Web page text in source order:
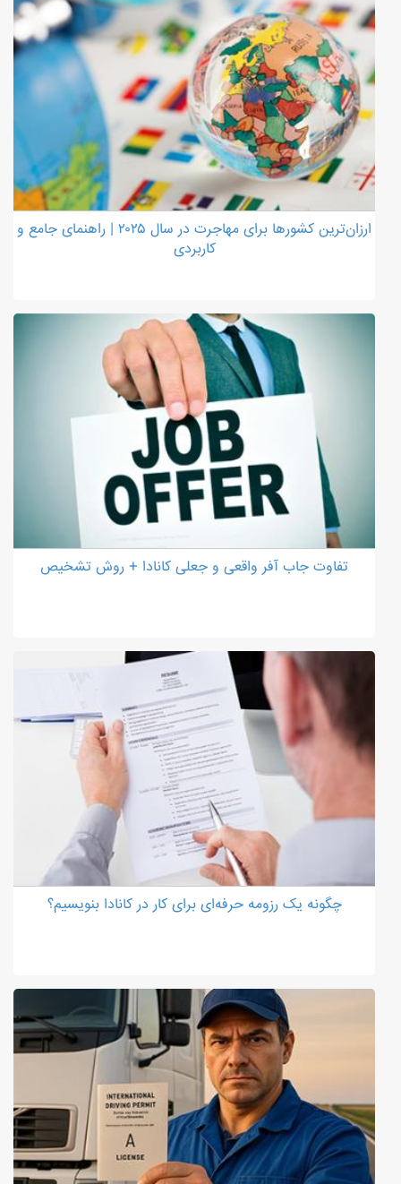
ارزان‌ترین کشورها برای مهاجرت در سال ۲۰۲۵ | راهنمای جامع و
کاربردی
تفاوت جاب آفر واقعی و جعلی کانادا + روش تشخیص
چگونه یک رزومه حرفه‌ای برای کار در کانادا بنویسیم؟